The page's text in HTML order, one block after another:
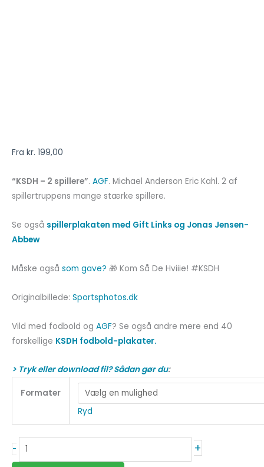
Fra kr. 199,00
“KSDH – 2 spillere”. AGF. Michael Anderson Eric Kahl. 2 af
spillertruppens mange stærke spillere.
Se også spillerplakaten med Gift Links og Jonas Jensen-
Abbew
Måske også som gave? 🎁 Kom Så De Hviiie! #KSDH
Originalbillede: Sportsphotos.dk
Vild med fodbold og AGF? Se også andre mere end 40
forskellige KSDH fodbold-plakater.
> Tryk eller download fil? Sådan gør du:
Formater
Ryd
- +